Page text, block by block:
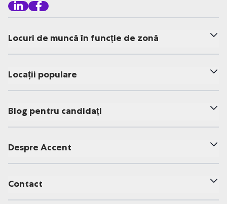
Locuri de muncă în funcție de zonă
Locații populare
Blog pentru candidați
Despre Accent
Contact